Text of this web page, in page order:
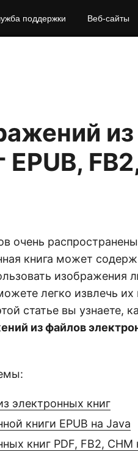
поддержки Веб-сайты
из
очень
книга может
изображения
легко извлечь
статье вы узнаете,
из файлов
электронных книг
книги EPUB на Java
книг PDF, FB2, CHM